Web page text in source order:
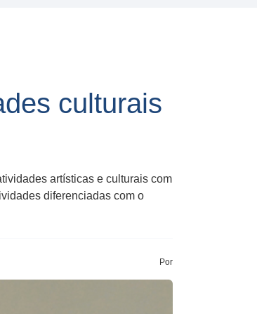
culturais
artísticas e culturais com
diferenciadas com o
Por